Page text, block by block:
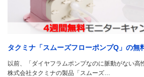
タクミナ「スムーズフローポンプQ」の無
以前、「ダイヤフラムポンプなのに脈動がない高
株式会社タクミナの製品「スムーズ…